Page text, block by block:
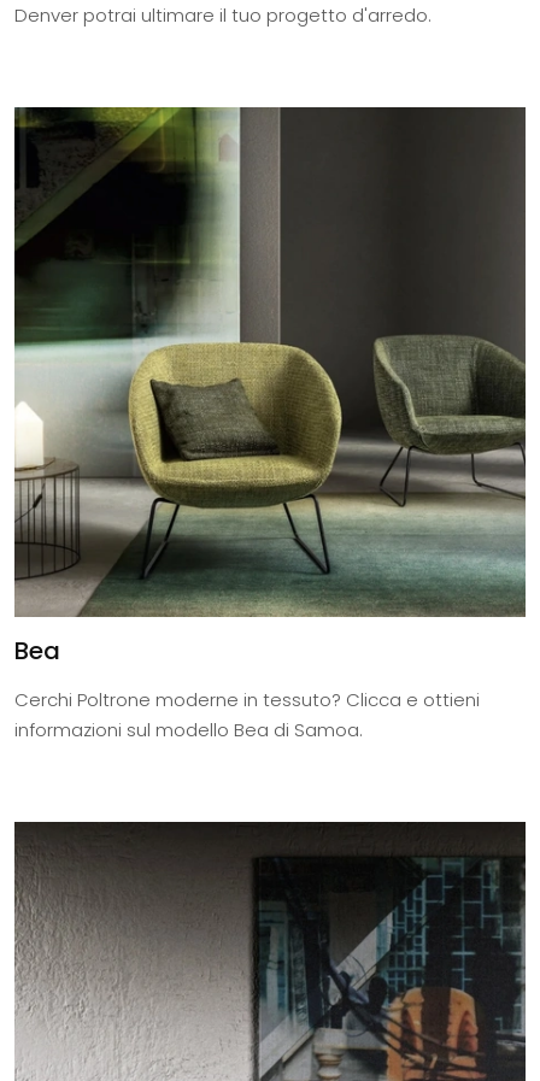
Denver potrai ultimare il tuo progetto d'arredo.
Bea
Cerchi Poltrone moderne in tessuto? Clicca e ottieni
informazioni sul modello Bea di Samoa.